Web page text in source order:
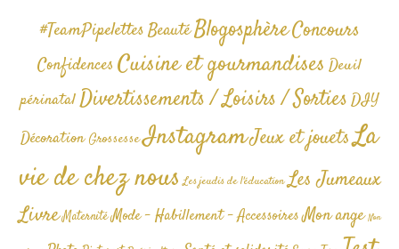
#TeamPipelettesBeautéBlogosphèreConcours
Confidences Cuisine et gourmandises Deuil
périnatalDivertissements / Loisirs / SortiesDIY
Décoration GrossesseInstagramJeux et jouetsLa
vie de chez nous Les jeudis de l'éducation Les Jumeaux
Livre Maternité Mode - Habillement - AccessoiresMon ange Non